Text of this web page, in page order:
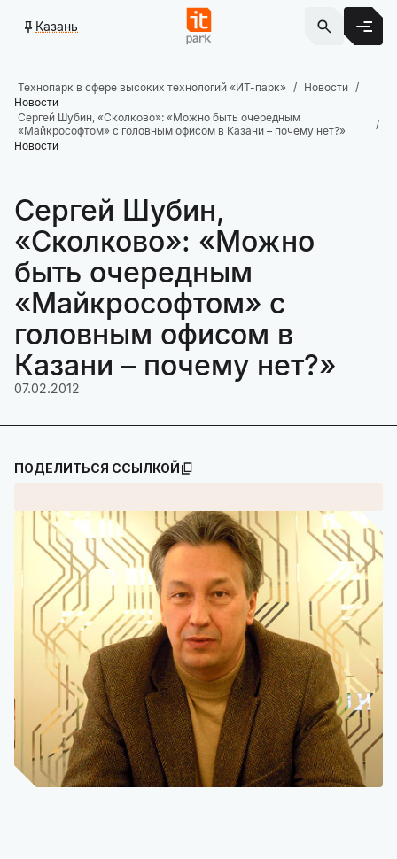
Казань
Технопарк в сфере высоких технологий «ИТ-парк»
Новости
Новости
Сергей Шубин, «Сколково»: «Можно быть очередным
«Майкрософтом» с головным офисом в Казани – почему нет?»
Новости
Сергей Шубин,
«Сколково»: «Можно
быть очередным
«Майкрософтом» с
головным офисом в
Казани – почему нет?»
07.02.2012
ПОДЕЛИТЬСЯ ССЫЛКОЙ